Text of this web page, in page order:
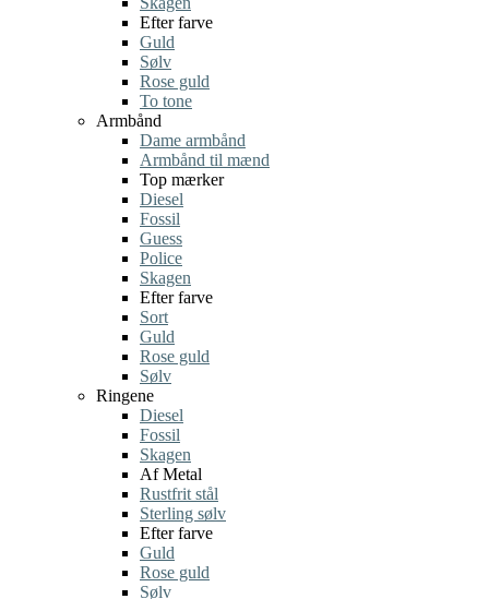
Efter farve
Guld
Sølv
Rose guld
To tone
Armbånd
Dame armbånd
Armbånd til mænd
Top mærker
Diesel
Fossil
Guess
Police
Skagen
Efter farve
Sort
Guld
Rose guld
Sølv
Ringene
Diesel
Fossil
Skagen
Af Metal
Rustfrit stål
Sterling sølv
Efter farve
Guld
Rose guld
Sølv